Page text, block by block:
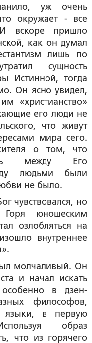
уж очень
окружает - все
вскоре пришло
как он думал
лишь по
сущность
Истинной, тогда
Он ясно увидел,
«христианство»
его люди не
что живут
мира сего.
о том, что
между Его
людьми были
не было.
чувствовался, но
юношеским
озлобляться на
внутреннее
молчаливый. Он
и начал искать
в дзен-
философов,
языки, в первую
образ
что из горячего